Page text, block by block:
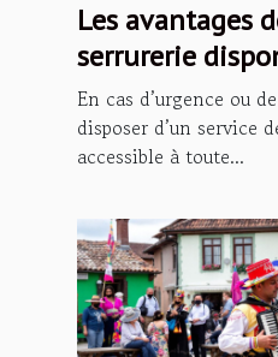
Les avantages
serrurerie
En cas d’urgence ou
disposer d’un service
accessible à toute...